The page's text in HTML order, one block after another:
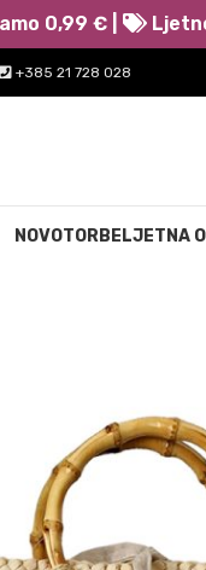
+385 21 728 028
NOVOTORBE LJETNA
0,99 € |